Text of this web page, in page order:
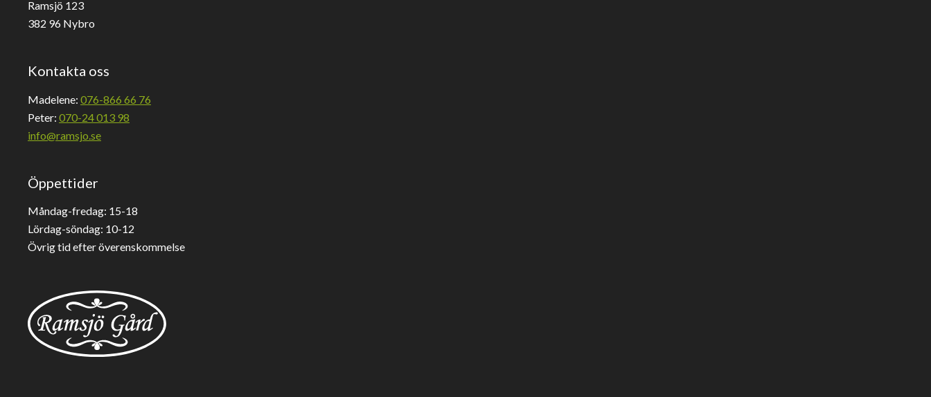
Ramsjö 123
382 96 Nybro
Kontakta oss
Madelene: 076-866 66 76
Peter: 070-24 013 98
info@ramsjo.se
Öppettider
Måndag-fredag: 15-18
Lördag-söndag: 10-12
Övrig tid efter överenskommelse